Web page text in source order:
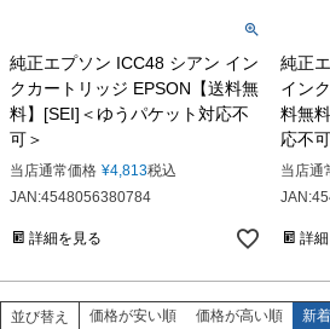
純正エプソン ICC48 シアン イン
クカートリッジ EPSON【送料無
料】[SEI]＜ゆうパケット対応不
可＞
当店通常価格 ¥4,813税込
JAN:4548056380784
詳細を見る
純正
イン
料無
応不
当店通
詳
並び替え 価格が安い順 価格が高い順 新